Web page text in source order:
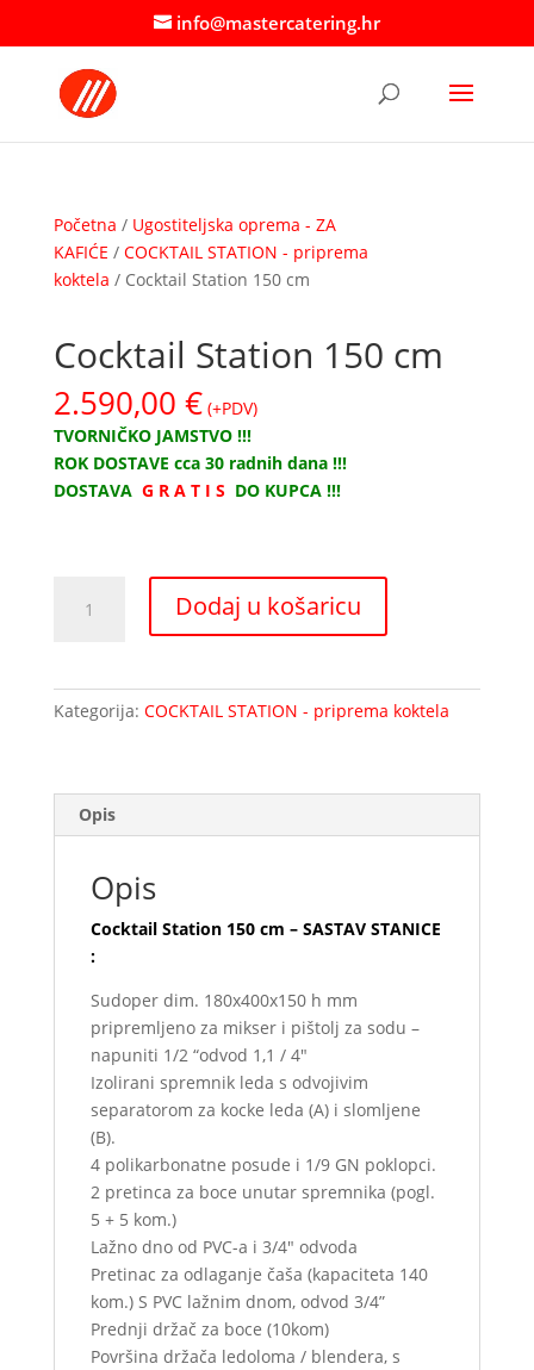
info@mastercatering.hr
Početna / Ugostiteljska oprema - ZA
KAFIĆE / COCKTAIL STATION - priprema
koktela / Cocktail Station 150 cm
Cocktail Station 150 cm
2.590,00 € (+PDV)
TVORNIČKO JAMSTVO !!!
ROK DOSTAVE cca 30 radnih dana !!!
DOSTAVA G R A T I S DO KUPCA !!!
Station
Dodaj u košaricu
Kategorija: COCKTAIL STATION - priprema koktela
Opis
Opis
Cocktail Station 150 cm – SASTAV STANICE
:
Sudoper dim. 180x400x150 h mm
pripremljeno za mikser i pištolj za sodu –
napuniti 1/2 “odvod 1,1 / 4″
Izolirani spremnik leda s odvojivim
separatorom za kocke leda (A) i slomljene
(B).
4 polikarbonatne posude i 1/9 GN poklopci.
2 pretinca za boce unutar spremnika (pogl.
5 + 5 kom.)
Lažno dno od PVC-a i 3/4″ odvoda
Pretinac za odlaganje čaša (kapaciteta 140
kom.) S PVC lažnim dnom, odvod 3/4”
Prednji držač za boce (10kom)
Površina držača ledoloma / blendera, s